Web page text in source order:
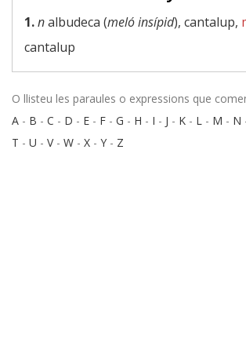
1.nalbudeca (meló insípid), cantalup,
cantalup
O llisteu les paraules o expressions que
A - B - C - D - E - F - G - H - I - J - K - L - M - N
T - U - V- W - X - Y - Z